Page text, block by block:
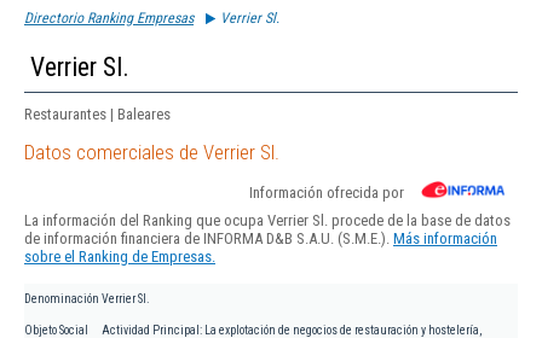
Directorio Ranking Empresas Verrier Sl.
Verrier Sl.
Restaurantes | Baleares
Datos comerciales de Verrier Sl.
Información ofrecida por
La información del Ranking que ocupa Verrier Sl. procede de la base de datos
de información financiera de INFORMA D&B S.A.U. (S.M.E.). Más información
sobre el Ranking de Empresas.
Denominación Verrier Sl.
Objeto Social
Actividad Principal: La explotación de negocios de restauración y hostelería,